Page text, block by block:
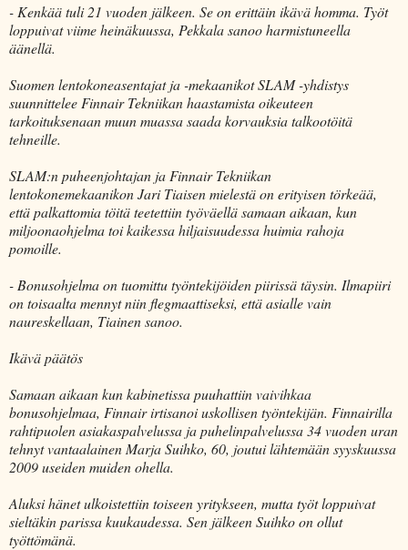
- Kenkää tuli 21 vuoden jälkeen. Se on erittäin ikävä homma. Työt
loppuivat viime heinäkuussa, Pekkala sanoo harmistuneella
äänellä.
Suomen lentokoneasentajat ja -mekaanikot SLAM -yhdistys
suunnittelee Finnair Tekniikan haastamista oikeuteen
tarkoituksenaan muun muassa saada korvauksia talkootöitä
tehneille.
SLAM:n puheenjohtajan ja Finnair Tekniikan
lentokonemekaanikon Jari Tiaisen mielestä on erityisen törkeää,
että palkattomia töitä teetettiin työväellä samaan aikaan, kun
miljoonaohjelma toi kaikessa hiljaisuudessa huimia rahoja
pomoille.
- Bonusohjelma on tuomittu työntekijöiden piirissä täysin. Ilmapiiri
on toisaalta mennyt niin flegmaattiseksi, että asialle vain
naureskellaan, Tiainen sanoo.
Ikävä päätös
Samaan aikaan kun kabinetissa puuhattiin vaivihkaa
bonusohjelmaa, Finnair irtisanoi uskollisen työntekijän. Finnairilla
rahtipuolen asiakaspalvelussa ja puhelinpalvelussa 34 vuoden uran
tehnyt vantaalainen Marja Suihko, 60, joutui lähtemään syyskuussa
2009 useiden muiden ohella.
Aluksi hänet ulkoistettiin toiseen yritykseen, mutta työt loppuivat
sieltäkin parissa kuukaudessa. Sen jälkeen Suihko on ollut
työttömänä.